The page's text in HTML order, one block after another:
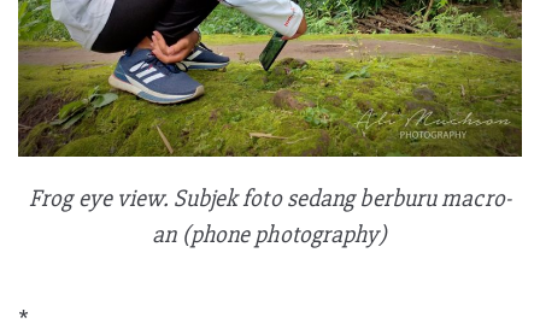
Frog eye view. Subjek foto sedang berburu macro-
an (phone photography)
*